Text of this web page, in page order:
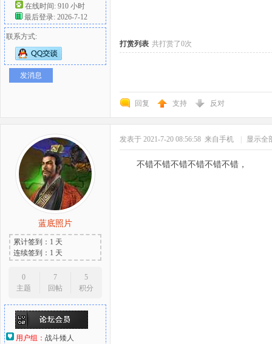
好
在线时间: 910 小时
最后登录: 2026-7-12
联系方式:
发消息
打赏列表 共打赏了0次
回复 支持 反对
蓝底照片
累计签到：1 天
连续签到：1 天
0
主题
7
回帖
5
积分
用户组： 战斗矮人
发表于 2021-7-20 08:56:58 来自手机 显示全
不错不错不错不错不错不错，